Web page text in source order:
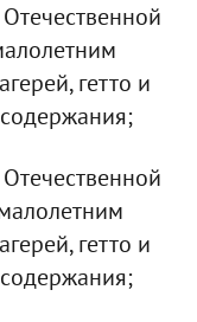
гетто и
гетто и